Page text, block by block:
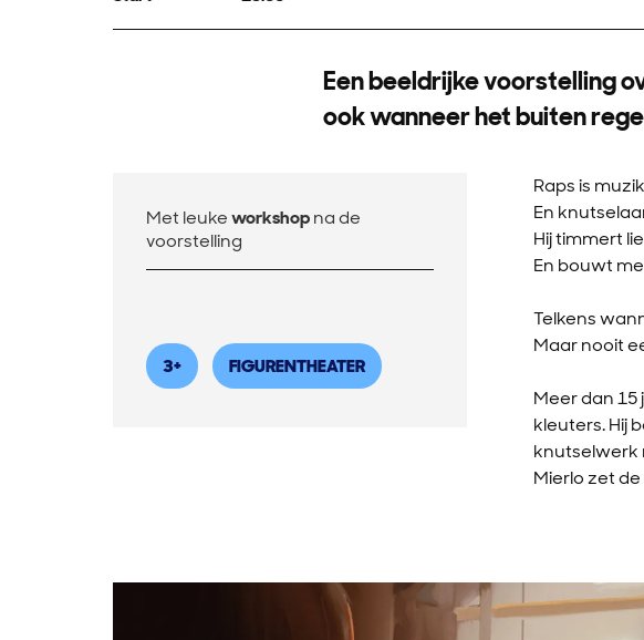
Een beeldrijke voorstelling
ook wanneer het buiten
Raps is
En
Hij timmert
En bouwt
Telkens
Maar nooit
Meer dan
kleuters. Hij
knutselwerk
Mierlo zet
Met leukeworkshopna de
voorstelling
3+ FIGURENTHEATER